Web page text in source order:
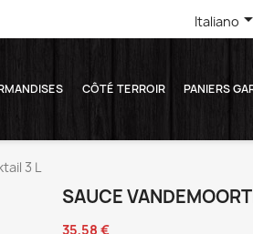
Italiano
CÔTÉ TERROIR PANIERS
3 L
SAUCE
35,58 €